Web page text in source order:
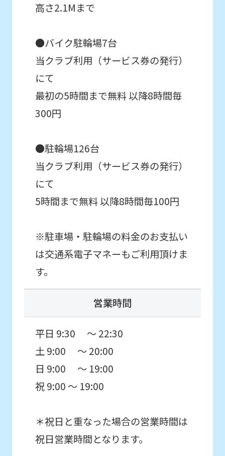
高さ2.1Mまで
●バイク駐輪場7台
当クラブ利用（サービス券の発行）
にて
最初の5時間まで無料 以降8時間毎
300円
●駐輪場126台
当クラブ利用（サービス券の発行）
にて
5時間まで無料 以降8時間毎100円
※駐車場・駐輪場の料金のお支払い
は交通系電子マネーもご利用頂けま
す。
営業時間
平日 9:30 ～ 22:30
土 9:00 ～ 20:00
日 9:00 ～ 19:00
祝 9:00 ～ 19:00
＊祝日と重なった場合の営業時間は
祝日営業時間となります。
differ
from
the
content.
you
understand
before
using
the
Automatic